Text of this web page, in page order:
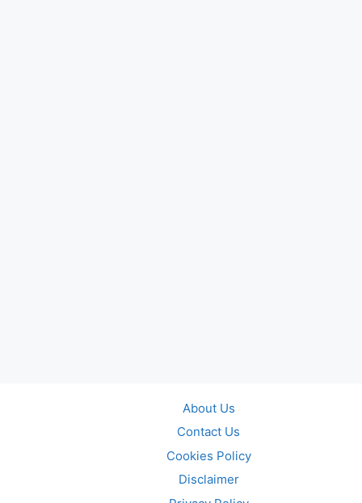
About Us
Contact Us
Cookies Policy
Disclaimer